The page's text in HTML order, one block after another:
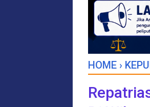
HOME ›